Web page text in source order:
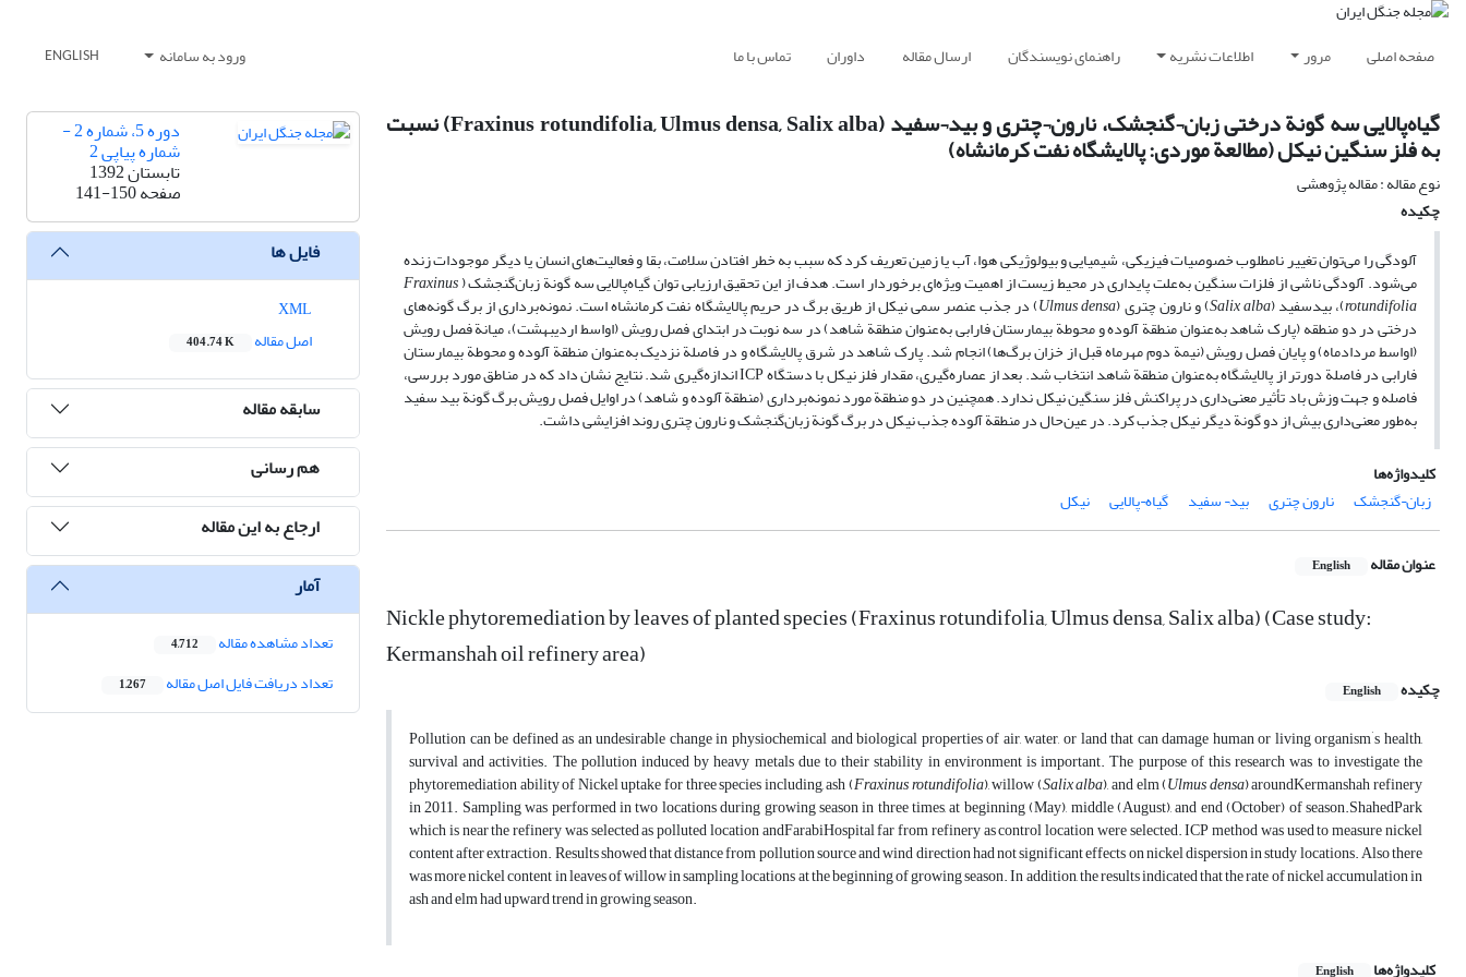
صفحه اصلی مرور اطلاعات نشریه راهنمای نویسندگان ارسال مقاله داوران تماس با ما ورود به سامانه ENGLISH
گیاه‌پالایی سه گونة درختی زبان¬گنجشک، نارون¬چتری و بید¬سفید (Fraxinus rotundifolia, Ulmus densa, Salix alba) نسبت
به فلز سنگین نیکل (مطالعة موردی: پالایشگاه نفت کرمانشاه)
نوع مقاله : مقاله پژوهشی
چکیده
آلودگی را می‌توان تغییر نا‌مطلوب خصوصیات فیزیکی، شیمیایی و بیولوژیکی هوا، آب یا زمین تعریف کرد که سبب به خطر افتادن سلامت، بقا و فعالیت‌های انسان یا دیگر موجودات زنده
می‌شود. آلودگی ناشی از فلزات سنگین به‌علت پایداری در محیط زیست از اهمیت ویژه‌ای برخوردار است. هدف از این تحقیق ارزیابی توان گیاه‌پالایی سه گونة زبان‌گنجشک (Fraxinus
rotundifolia)، بید‌سفید (Salix alba) و نارون چتری (Ulmus densa) در جذب عنصر سمی نیکل از طریق برگ در حریم پالایشگاه نفت کرمانشاه است. نمونه‌برداری از برگ گونه‌های
درختی در دو منطقه (پارک شاهد به‌عنوان منطقة آلوده و محوطة بیمارستان فارابی به‌عنوان منطقة شاهد) در سه نوبت در ابتدای فصل رویش (اواسط اردیبهشت)، میانة فصل رویش
(اواسط مرداد‌ماه) و پایان فصل رویش (نیمة دوم مهر‌ماه قبل از خزان برگ‌ها) انجام شد. پارک شاهد در شرق پالایشگاه و در فاصلة نزدیک به‌عنوان منطقة آلوده و محوطة بیمارستان
فارابی در فاصلة دورتر از پالایشگاه به‌عنوان منطقة شاهد انتخاب شد. بعد از عصاره‌گیری، مقدار فلز نیکل با دستگاه ICP اندازه‌گیری شد. نتایج نشان داد که در مناطق مورد بررسی،
فاصله و جهت وزش باد تأثیر معنی‌داری در پراکنش فلز سنگین نیکل ندارد. همچنین در دو منطقة مورد نمونه‌برداری (منطقة آلوده و شاهد) در اوایل فصل رویش برگ گونة بید سفید
به‌طور معنی‌داری بیش از دو گونة دیگر نیکل جذب کرد. در عین‌حال در منطقة آلوده جذب نیکل در برگ گونة زبان‌گنجشک و نارون چتری روند افزایشی داشت.
کلیدواژه‌ها
زبان¬گنجشک
نارون چتری بید¬ سفید گیاه¬پالایی نیکل
عنوان مقاله English
Nickle phytoremediation by leaves of planted species (Fraxinus rotundifolia, Ulmus densa, Salix alba) (Case study:
Kermanshah oil refinery area)
چکیده English
Pollution can be defined as an undesirable change in physiochemical and biological properties of air, water, or land that can damage human or living organism’s health,
survival and activities. The pollution induced by heavy metals due to their stability in environment is important. The purpose of this research was to investigate the
phytoremediation ability of Nickel uptake for three species including, ash (Fraxinus rotundifolia), willow (Salix alba), and elm (Ulmus densa) aroundKermanshah refinery
in 2011. Sampling was performed in two locations during growing season in three times, at beginning (May), middle (August), and end (October) of season.ShahedPark
which is near the refinery was selected as polluted location andFarabiHospital far from refinery as control location were selected. ICP method was used to measure nickel
content after extraction. Results showed that distance from pollution source and wind direction had not significant effects on nickel dispersion in study locations. Also there
was more nickel content in leaves of willow in sampling locations at the beginning of growing season. In addition, the results indicated that the rate of nickel accumulation in
ash and elm had upward trend in growing season.
کلیدواژه‌ها English
دوره 5، شماره 2 -
شماره پیاپی 2
تابستان 1392
صفحه141-150
فایل ها
اصل مقاله
404.74 K
سابقه مقاله
هم رسانی
ارجاع به این مقاله
آمار
تعداد مشاهده مقاله 4,712
تعداد دریافت فایل اصل مقاله 1,267